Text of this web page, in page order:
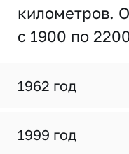
километров.
с 1900 по
1962 год
1999 год